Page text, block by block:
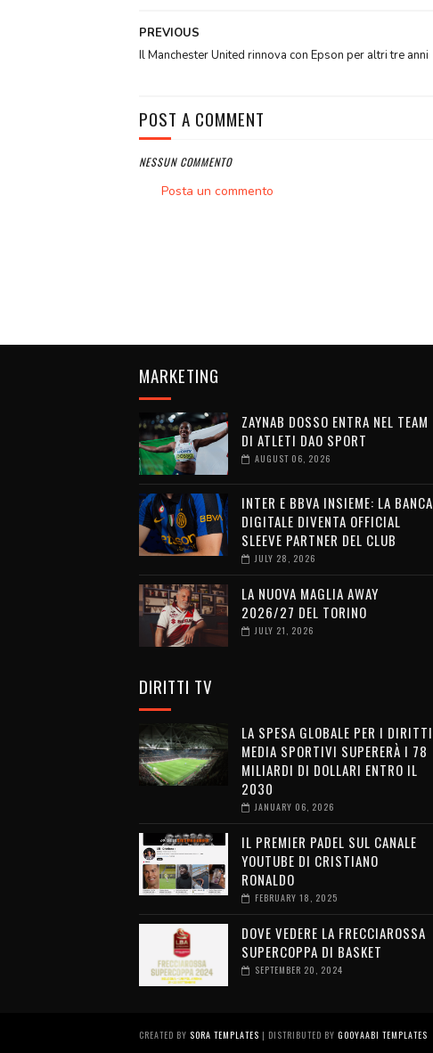
PREVIOUS
Il Manchester United rinnova con Epson per altri tre anni
POST A COMMENT
NESSUN COMMENTO
Posta un commento
MARKETING
ZAYNAB DOSSO ENTRA NEL TEAM
DI ATLETI DAO SPORT
AUGUST 06, 2026
INTER E BBVA INSIEME: LA BANCA
DIGITALE DIVENTA OFFICIAL
SLEEVE PARTNER DEL CLUB
JULY 28, 2026
LA NUOVA MAGLIA AWAY
2026/27 DEL TORINO
JULY 21, 2026
DIRITTI TV
LA SPESA GLOBALE PER I DIRITTI
MEDIA SPORTIVI SUPERERÀ I 78
MILIARDI DI DOLLARI ENTRO IL
2030
JANUARY 06, 2026
IL PREMIER PADEL SUL CANALE
YOUTUBE DI CRISTIANO
RONALDO
FEBRUARY 18, 2025
DOVE VEDERE LA FRECCIAROSSA
SUPERCOPPA DI BASKET
SEPTEMBER 20, 2024
CREATED BY SORA TEMPLATES | DISTRIBUTED BY GOOYAABI TEMPLATES